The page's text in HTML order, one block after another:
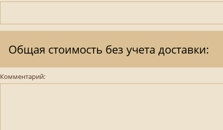
Общая стоимость без учета доставки:
Комментарий: